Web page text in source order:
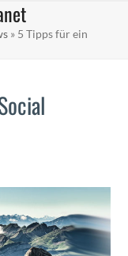
» 5 Tipps für ein